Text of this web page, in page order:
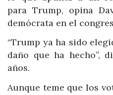
para Trump, opina
demócrata en el
“Trump ya ha sido
daño que ha hecho”,
años.
Aunque teme que los